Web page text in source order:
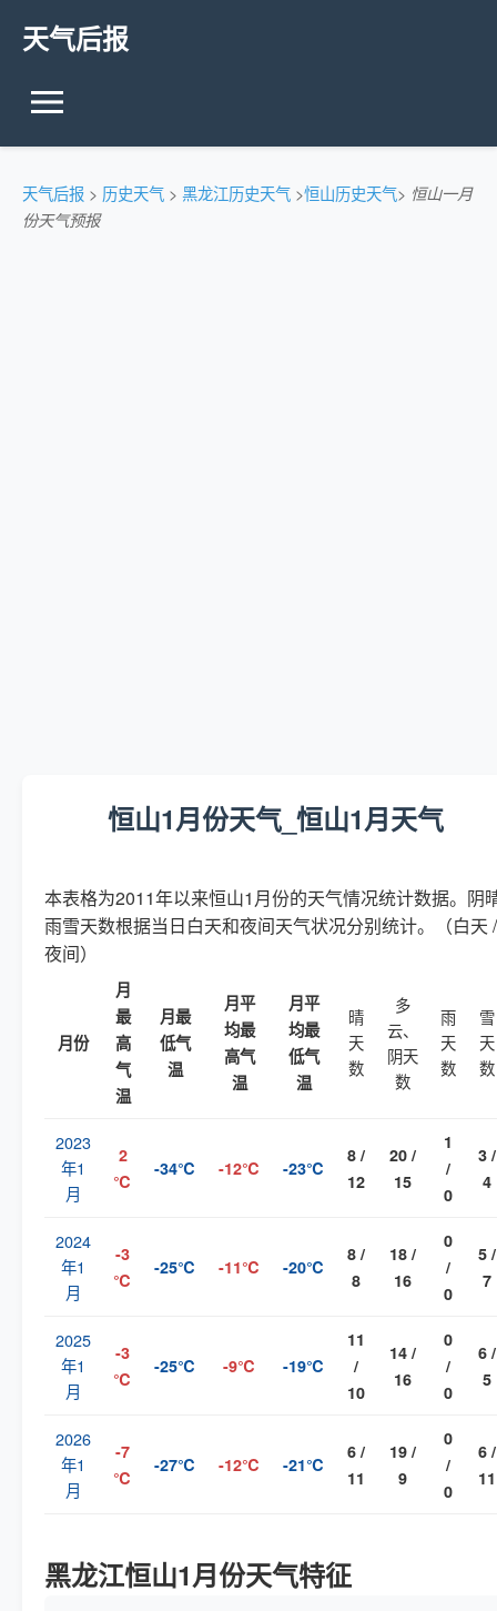
天气后报
天气后报 > 历史天气 > 黑龙江历史天气 >恒山历史天气> 恒山一月
份天气预报
恒山1月份天气_恒山1月天气
本表格为2011年以来恒山1月份的天气情况统计数据。阴
雨雪天数根据当日白天和夜间天气状况分别统计。（白天 /
夜间）
月份
月
最
高
气
温
月最
低气
温
月平
均最
高气
温
月平
均最
低气
温
晴
天
数
多
云、
阴天
数
雨
天
数
雪
天
数
2023
年1
月
2
℃
-34℃ -12℃ -23℃
8 /
12
20 /
15
1
/
0
3 /
4
2024
年1
月
-3
℃
-25℃ -11℃ -20℃
8 /
8
18 /
16
0
/
0
5 /
7
2025
年1
月
-3
℃
-25℃ -9℃ -19℃
11
/
10
14 /
16
0
/
0
6 /
5
2026
年1
月
-7
℃
-27℃ -12℃ -21℃
6 /
11
19 /
9
0
/
0
6 /
11
黑龙江恒山1月份天气特征